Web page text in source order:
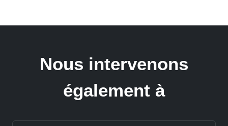
Nous intervenons
également à